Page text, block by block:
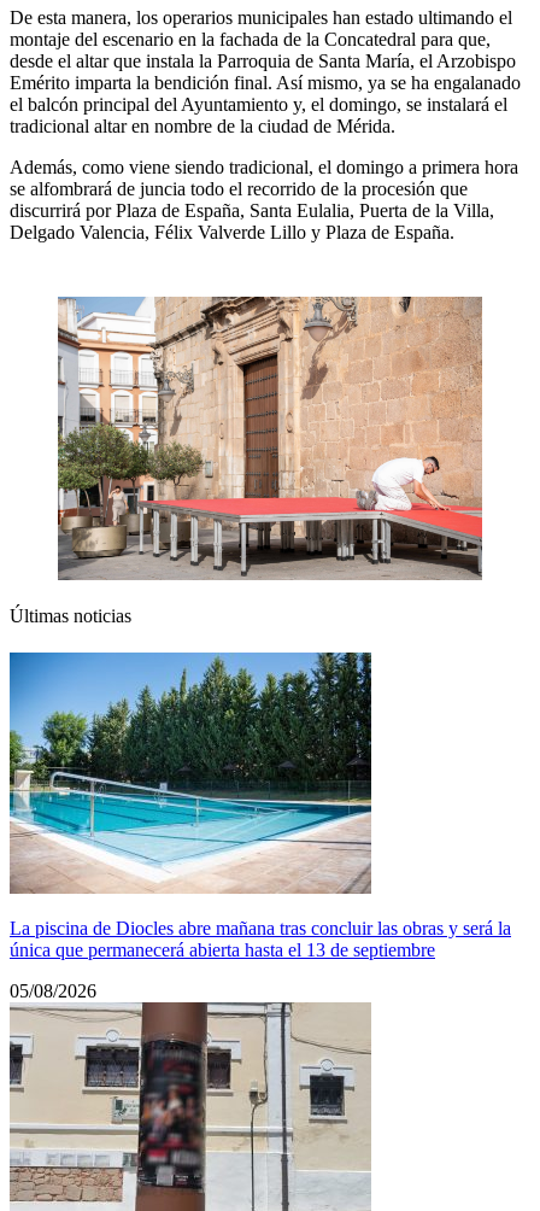
De esta manera, los operarios municipales han estado ultimando el
montaje del escenario en la fachada de la Concatedral para que,
desde el altar que instala la Parroquia de Santa María, el Arzobispo
Emérito imparta la bendición final. Así mismo, ya se ha engalanado
el balcón principal del Ayuntamiento y, el domingo, se instalará el
tradicional altar en nombre de la ciudad de Mérida.
Además, como viene siendo tradicional, el domingo a primera hora
se alfombrará de juncia todo el recorrido de la procesión que
discurrirá por Plaza de España, Santa Eulalia, Puerta de la Villa,
Delgado Valencia, Félix Valverde Lillo y Plaza de España.
Últimas noticias
La piscina de Diocles abre mañana tras concluir las obras y será la
única que permanecerá abierta hasta el 13 de septiembre
05/08/2026